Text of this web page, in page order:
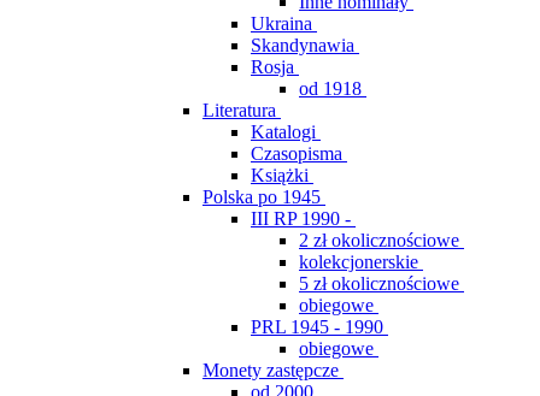
Ukraina
Skandynawia
Rosja
od 1918
Literatura
Katalogi
Czasopisma
Książki
Polska po 1945
III RP 1990 -
2 zł okolicznościowe
kolekcjonerskie
5 zł okolicznościowe
obiegowe
PRL 1945 - 1990
obiegowe
Monety zastępcze
od 2000